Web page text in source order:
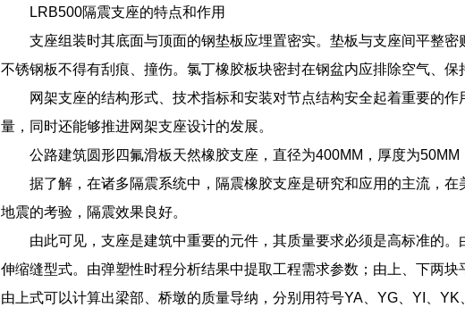
LRB500隔震支座的特点和作用
支座组装时其底面与顶面的钢垫板应埋置密实。垫板与支座间平整
不锈钢板不得有刮痕、撞伤。氯丁橡胶板块密封在钢盆内应排除空气、保
网架支座的结构形式、技术指标和安装对节点结构安全起着重要的
量，同时还能够推进网架支座设计的发展。
公路建筑圆形四氟滑板天然橡胶支座，直径为400MM，厚度为50MM
据了解，在诸多隔震系统中，隔震橡胶支座是研究和应用的主流，
地震的考验，隔震效果良好。
由此可见，支座是建筑中重要的元件，其质量要求必须是高标准的
伸缩缝型式。由弹塑性时程分析结果中提取工程需求参数；由上、下两
由上式可以计算出梁部、桥墩的质量导纳，分别用符号YA、YG、YI、